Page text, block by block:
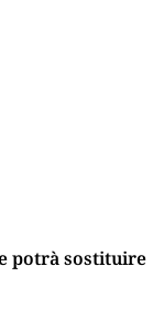
potrà sostituire